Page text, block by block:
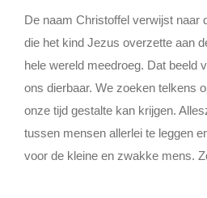
De naam Christoffel verwijst naar
die het kind Jezus overzette aan
hele wereld meedroeg. Dat beeld
ons dierbaar. We zoeken telkens
onze tijd gestalte kan krijgen.
tussen mensen allerlei te leggen
voor de kleine en zwakke mens.